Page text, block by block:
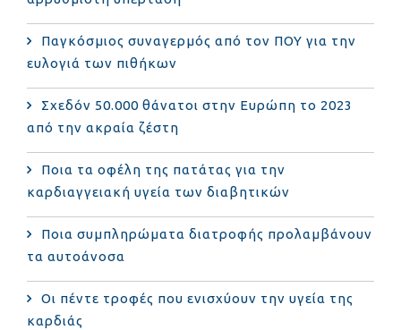
Παγκόσμιος συναγερμός από τον ΠΟΥ για την
ευλογιά των πιθήκων
Σχεδόν 50.000 θάνατοι στην Ευρώπη το 2023
από την ακραία ζέστη
Ποια τα οφέλη της πατάτας για την
καρδιαγγειακή υγεία των διαβητικών
Ποια συμπληρώματα διατροφής προλαμβάνουν
τα αυτοάνοσα
Οι πέντε τροφές που ενισχύουν την υγεία της
καρδιάς